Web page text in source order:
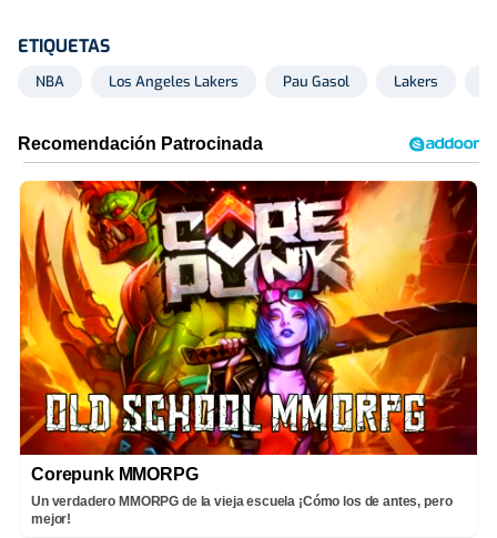
ETIQUETAS
NBA Los Angeles Lakers Pau Gasol Lakers
Corepunk MMORPG
Un verdadero MMORPG de la vieja escuela ¡Cómo los de antes, pero
mejor!